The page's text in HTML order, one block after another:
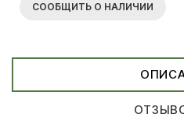
СООБЩИТЬ О НАЛИЧИИ